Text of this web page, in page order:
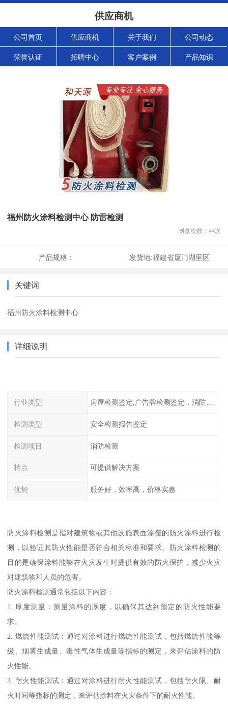
供应商机
公司首页 供应商机 关于我们 公司动态
荣誉认证 招聘中心 客户案例 产品知识
福州防火涂料检测中心 防雷检测
浏览次数： 44次
产品规格： 发货地:福建省厦门湖里区
关键词
福州防火涂料检测中心
详细说明
行业类型 房屋检测鉴定,广告牌检测鉴定，消防检测
检测类型 安全检测报告鉴定
检测项目 消防检测
特点 可提供解决方案
优势 服务好，效率高，价格实惠
防火涂料检测是指对建筑物或其他设施表面涂覆的防火涂料进行检
测，以验证其防火性能是否符合相关标准和要求。防火涂料检测的
目的是确保涂料能够在火灾发生时提供有效的防火保护，减少火灾
对建筑物和人员的危害。
防火涂料检测通常包括以下内容：
1. 厚度测量：测量涂料的厚度，以确保其达到预定的防火性能要
求。
2. 燃烧性能测试：通过对涂料进行燃烧性能测试，包括燃烧性能等
级、烟雾生成量、毒性气体生成量等指标的测定，来评估涂料的防
火性能。
3. 耐火性能测试：通过对涂料进行耐火性能测试，包括耐火限、耐
火时间等指标的测定，来评估涂料在火灾条件下的耐火性能。